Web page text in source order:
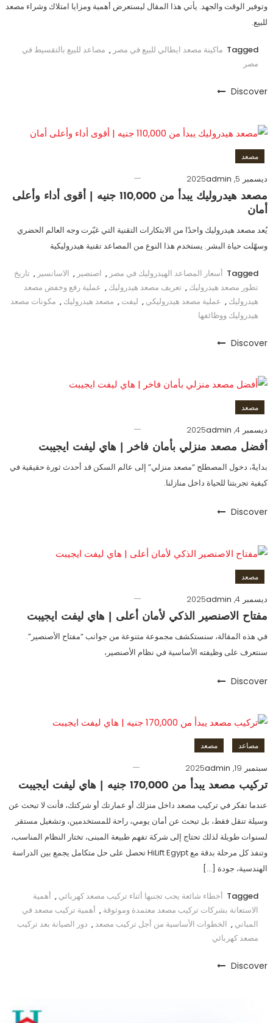
وتوفير الوقت والجهد. يأتي هذا المقال ليستعرض أهمية ومزايا امتلاك وشراء مصعد
للبيع.
Tagged ماكينة مصعد ايطالي للبيع في مصر , مصاعد للبيع بالتقسيط في
مصر
Discover
مصعد
ديسمبر 5, 2025
admin
مصعد هيدروليك يبدأ من 110,000 جنيه | أقوى أداء وأعلى
أمان
يُعد مصعد هيدروليك واحدًا من الابتكارات التقنية التي غيّرت وجه العالم الحضري
وسهّلت حياة البشر. يستخدم هذا النوع من المصاعد تقنية هيدروليكية
Tagged أسعار المصاعد الهيدروليك في مصر , اصنصير , الاسانسير , تاريخ
تطور مصعد هيدروليك , تعريف مصعد هيدروليك , عملية رفع وخفض مصعد
هيدروليك , عملية مصعد هيدروليكي , ليفت , مصعد هيدروليك , مكونات مصعد
هيدروليك ووظائفها
Discover
مصعد
ديسمبر 4, 2025
admin
أفضل مصعد منزلي بأمان فاخر | هاي ليفت ايجيبت
بدايةً، دخول المصطلح “مصعد منزلي” إلى عالم السكن قد أحدث ثورة حقيقية في
كيفية تجربتنا للحياة داخل منازلنا.
Discover
مصعد
ديسمبر 4, 2025
admin
مفتاح الاصنصير الذكي لأمان أعلى | هاي ليفت ايجيبت
في هذه المقالة، سنستكشف مجموعة متنوعة من جوانب “مفتاح الأصنصير”.
سنتعرف على وظيفته الأساسية في نظام الأصنصير،
Discover
مصاعد مصعد
سبتمبر 19, 2025
admin
تركيب مصعد يبدأ من 170,000 جنيه | هاي ليفت ايجيبت
عندما تفكر في تركيب مصعد داخل منزلك أو عمارتك أو شركتك، فأنت لا تبحث عن
وسيلة تنقل فقط، بل تبحث عن أمان يومي، راحة للمستخدمين، وتشغيل مستقر
لسنوات طويلة لذلك تحتاج إلى شركة تفهم طبيعة المبنى، تختار النظام المناسب،
وتنفذ كل مرحلة بدقة مع HiLift Egypt تحصل على حل متكامل يجمع بين الدراسة
الهندسية، جودة […]
Tagged أخطاء شائعة يجب تجنبها أثناء تركيب مصعد كهربائي , أهمية
الاستعانة بشركات تركيب مصعد معتمدة وموثوقة , أهمية تركيب مصعد في
المباني , الخطوات الأساسية من أجل تركيب مصعد , دور الصيانة بعد تركيب
مصعد كهربائي
Discover